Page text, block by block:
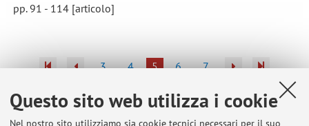
Questo sito web utilizza i cookie
Nel nostro sito utilizziamo sia cookie tecnici necessari per il suo
pp. 91 - 114 [articolo]
3 4 5 6 7
Pubblicazioni antecedenti il 2004